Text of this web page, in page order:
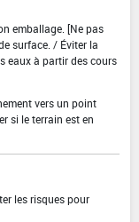
emballage. [Ne pas
surface. / Éviter la
eaux à partir des cours
vers un point
si le terrain est en
les risques pour